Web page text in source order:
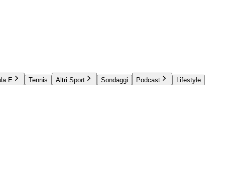
E Tennis Altri Sport Sondaggi Podcast Lifestyle